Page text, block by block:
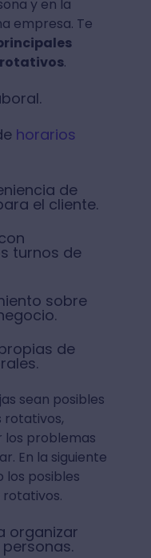
y en la
empresa. Te
rotativos.
horarios
de
el cliente.
turnos de
sobre
de
sean posibles
rotativos,
los problemas
En la siguiente
los posibles
organizar